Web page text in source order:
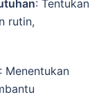
: Tentukan
rutin,
: Menentukan